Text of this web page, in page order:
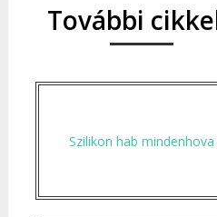
További
Szilikon hab mindenhova